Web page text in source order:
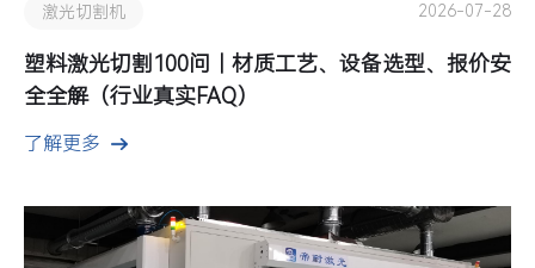
激光切割机 2026-07-28
塑料激光切割100问｜材质工艺、设备选型、报价安
全全解（行业真实FAQ）
了解更多